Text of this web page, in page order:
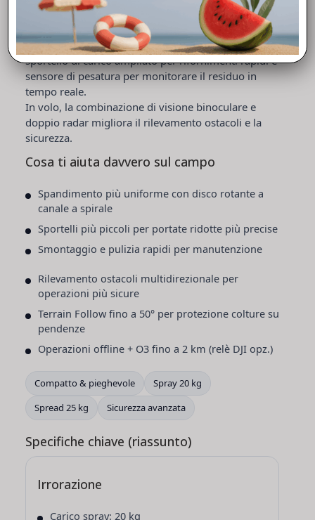
Il sistema di spandimento è pensato per lavorazioni
frequenti e intense:carico fino a 25 kg, tramoggia
fino a35 L,
sportello di carico ampliato per rifornimenti rapidi e
sensore di pesaturaper monitorare il residuo in
tempo reale.
In volo, la combinazione di visione binoculare e
doppio radar migliora il rilevamento ostacoli e la
sicurezza.
Cosa ti aiuta davvero sul campo
Spandimento più uniforme con disco rotante a
canale a spirale
Sportelli più piccoli per portate ridotte più precise
Smontaggio e pulizia rapidi per manutenzione
Rilevamento ostacoli multidirezionale per
operazioni più sicure
Terrain Follow fino a 50° per protezione colture su
pendenze
Operazioni offline + O3 fino a 2 km (relè DJI opz.)
Compatto & pieghevole
Spray 20 kg
Spread 25 kg
Sicurezza avanzata
Specifiche chiave (riassunto)
Irrorazione
Carico spray: 20 kg